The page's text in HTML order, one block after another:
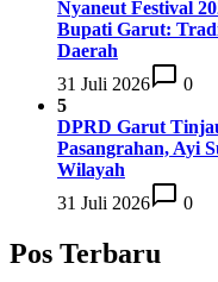
Nyaneut Festival
Bupati Garut:
Daerah
31 Juli 2026
0
5
DPRD Garut
Pasangrahan, Ayi
Wilayah
31 Juli 2026
0
Pos Terbaru